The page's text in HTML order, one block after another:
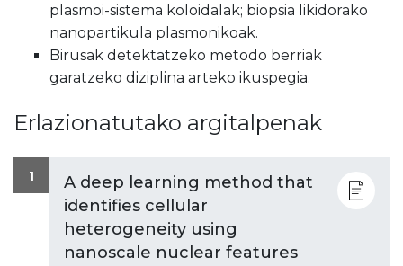
plasmoi-sistema koloidalak; biopsia likidorako
nanopartikula plasmonikoak.
Birusak detektatzeko metodo berriak
garatzeko diziplina arteko ikuspegia.
Erlazionatutako argitalpenak
1
A deep learning method that
identifies cellular
heterogeneity using
nanoscale nuclear features